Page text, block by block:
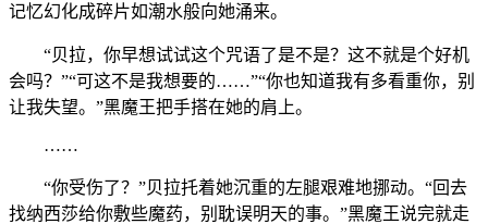
记忆幻化成碎片如潮水般向她涌来。
“贝拉，你早想试试这个咒语了是不是？这不就是个好机
会吗？”“可这不是我想要的……”“你也知道我有多看重你，别
让我失望。”黑魔王把手搭在她的肩上。
……
“你受伤了？”贝拉托着她沉重的左腿艰难地挪动。“回去
找纳西莎给你敷些魔药，别耽误明天的事。”黑魔王说完就走